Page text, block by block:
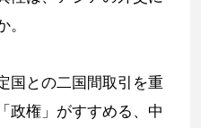
国との二国間取引を重
政権」がすすめる、中